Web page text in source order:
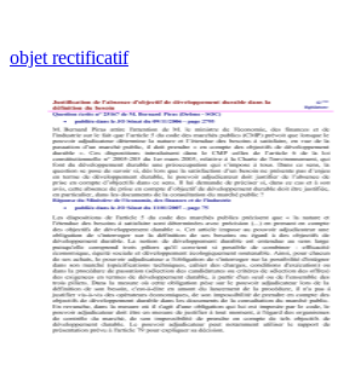
objet rectificatif